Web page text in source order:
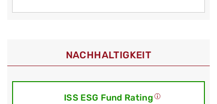
NACHHALTIGKEIT
ISS ESG Fund Rating